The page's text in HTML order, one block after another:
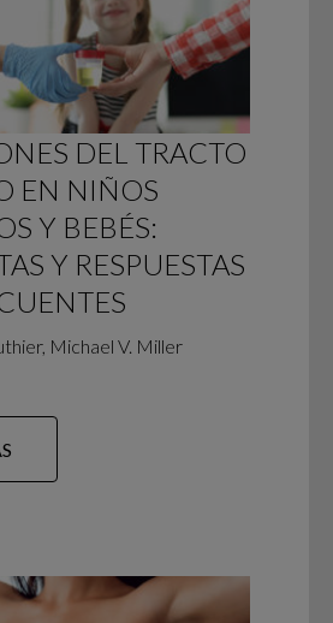
DEL TRACTO
EN NIÑOS
Y BEBÉS:
Y RESPUESTAS
Michael V. Miller